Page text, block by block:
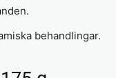
behandlingar.